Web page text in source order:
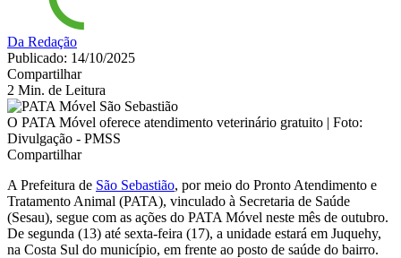
Da Redação
Publicado: 14/10/2025
Compartilhar
2 Min. de Leitura
O PATA Móvel oferece atendimento veterinário gratuito | Foto:
Divulgação - PMSS
Compartilhar
A Prefeitura de São Sebastião, por meio do Pronto Atendimento e
Tratamento Animal (PATA), vinculado à Secretaria de Saúde
(Sesau), segue com as ações do PATA Móvel neste mês de outubro.
De segunda (13) até sexta-feira (17), a unidade estará em Juquehy,
na Costa Sul do município, em frente ao posto de saúde do bairro.